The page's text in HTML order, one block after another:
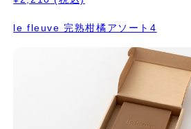
le fleuve 完熟柑橘アソート4